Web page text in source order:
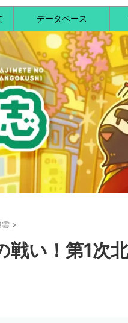
データベース
雲 >
戦い！第1次